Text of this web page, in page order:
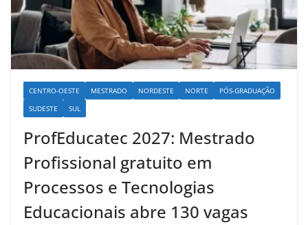
CENTRO-OESTE MESTRADO NORDESTE NORTE
PÓS-GRADUAÇÃO
SUDESTE
SUL
ProfEducatec 2027: Mestrado
Profissional gratuito em
Processos e Tecnologias
Educacionais abre 130 vagas